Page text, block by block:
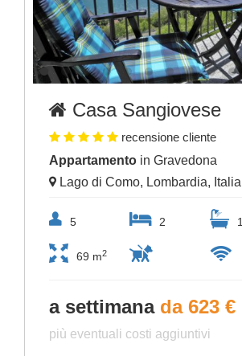
Casa Sangiovese
recensione cliente
Appartamento in Gravedona
Lago di Como, Lombardia, Italia
5 2 1
69 m2
a settimana da 623 €
più eventuali costi aggiuntivi